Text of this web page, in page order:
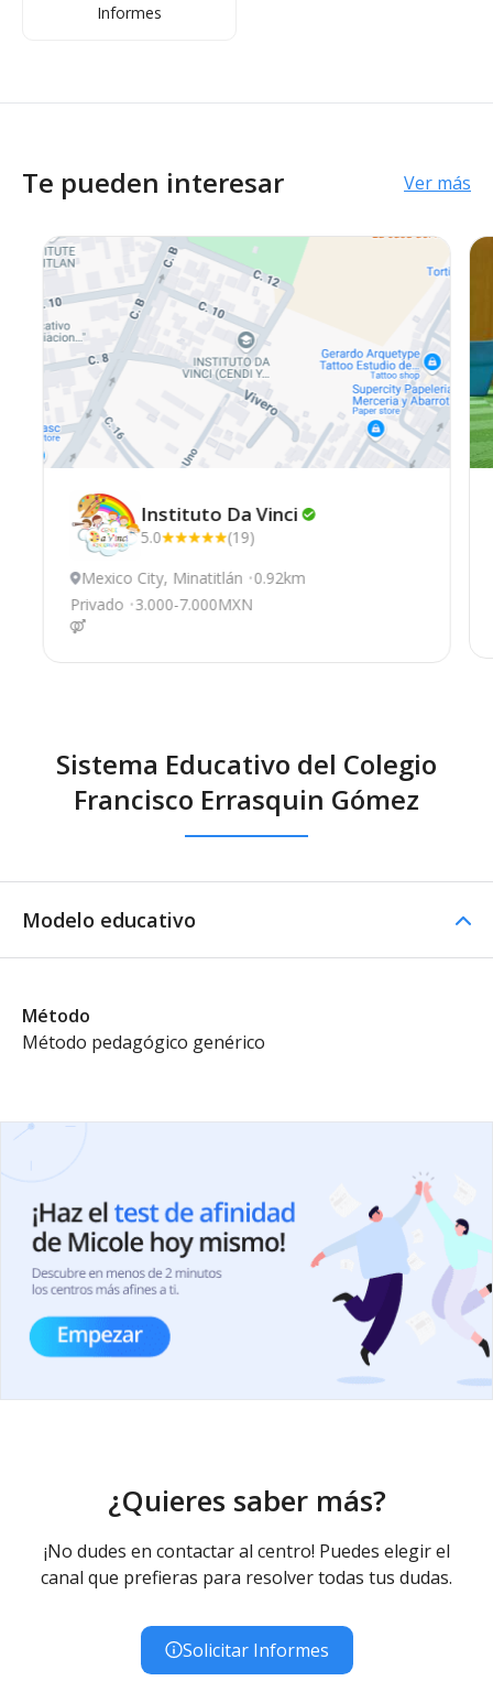
Informes
Te pueden interesar Ver más
Instituto DaVinci
5.0
(19)
Mexico City, Minatitlán 0.92km
Privado 3.000-7.000MXN
Sistema Educativo del Colegio
Francisco Errasquin Gómez
Modelo educativo
Método
Método pedagógico genérico
¿Quieres saber más?
¡No dudes en contactar al centro! Puedes elegir el
canal que prefieras para resolver todas tus dudas.
Solicitar Informes